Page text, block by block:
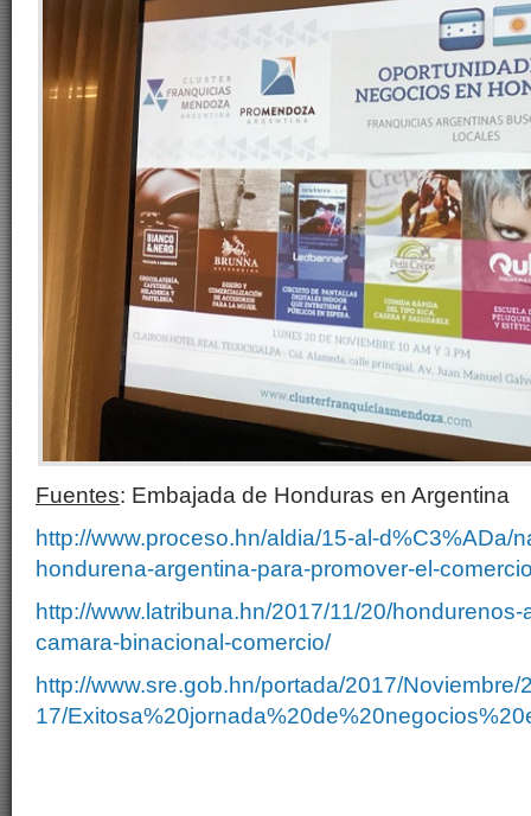
Fuentes: Embajada de Honduras en Argentina
http://www.proceso.hn/aldia/15-al-d%C3%ADa/
hondurena-argentina-para-promover-el-
http://www.latribuna.hn/2017/11/20/
camara-binacional-comercio/
http://www.sre.gob.hn/portada/2017/Noviembre/
17/